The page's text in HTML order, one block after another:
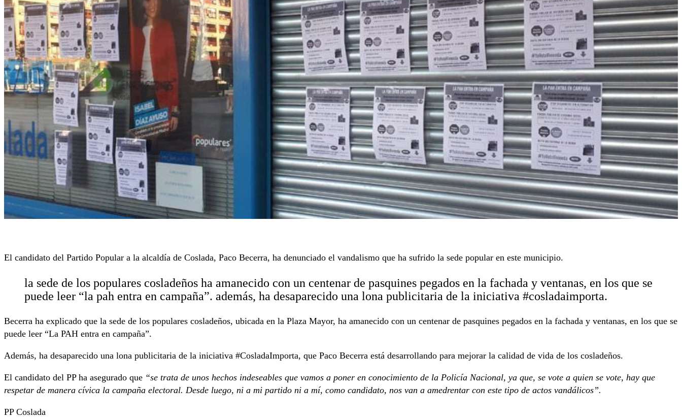
El candidato del Partido Popular a la alcaldía de Coslada, Paco Becerra, ha denunciado el vandalismo que ha sufrido la sede popular en este municipio.
la sede de los populares cosladeños ha amanecido con un centenar de pasquines pegados en la fachada y ventanas, en los que se
puede leer “la pah entra en campaña”. además, ha desaparecido una lona publicitaria de la iniciativa #cosladaimporta.
Becerra ha explicado que la sede de los populares cosladeños, ubicada en la Plaza Mayor, ha amanecido con un centenar de pasquines pegados en la fachada y ventanas, en los que se
puede leer “La PAH entra en campaña”.
Además, ha desaparecido una lona publicitaria de la iniciativa #CosladaImporta, que Paco Becerra está desarrollando para mejorar la calidad de vida de los cosladeños.
El candidato del PP ha asegurado que “se trata de unos hechos indeseables que vamos a poner en conocimiento de la Policía Nacional, ya que, se vote a quien se vote, hay que
respetar de manera cívica la campaña electoral. Desde luego, ni a mi partido ni a mí, como candidato, nos van a amedrentar con este tipo de actos vandálicos”.
PP Coslada